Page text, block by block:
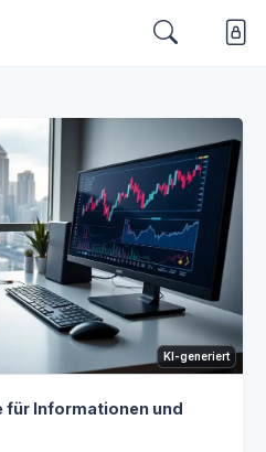
KI-generiert
für Informationen und